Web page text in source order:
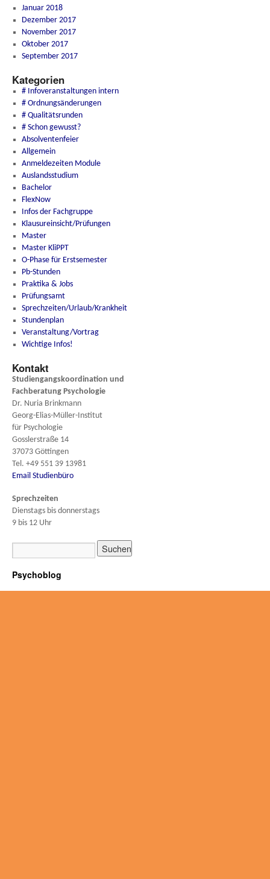
Januar 2018
Dezember 2017
November 2017
Oktober 2017
September 2017
Kategorien
# Infoveranstaltungen intern
# Ordnungsänderungen
# Qualitätsrunden
# Schon gewusst?
Absolventenfeier
Allgemein
Anmeldezeiten Module
Auslandsstudium
Bachelor
FlexNow
Infos der Fachgruppe
Klausureinsicht/Prüfungen
Master
Master KliPPT
O-Phase für Erstsemester
Pb-Stunden
Praktika & Jobs
Prüfungsamt
Sprechzeiten/Urlaub/Krankheit
Stundenplan
Veranstaltung/Vortrag
Wichtige Infos!
Kontakt
Studiengangskoordination und
Fachberatung Psychologie
Dr. Nuria Brinkmann
Georg-Elias-Müller-Institut
für Psychologie
Gosslerstraße 14
37073 Göttingen
Tel. +49 551 39 13981
Email Studienbüro
Sprechzeiten
Dienstags bis donnerstags
9 bis 12 Uhr
Psychoblog